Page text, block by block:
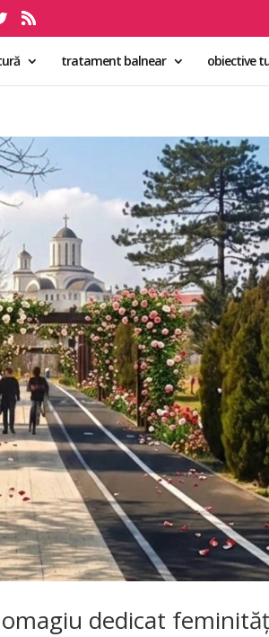
tratament balnear obiective
dedicat